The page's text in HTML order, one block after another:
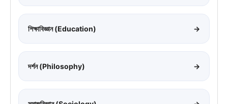
শিক্ষাবিজ্ঞান (Education) →
দর্শন (Philosophy) →